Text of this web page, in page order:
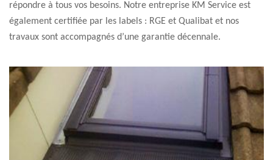
répondre à tous vos besoins. Notre entreprise KM Service est
également certifiée par les labels : RGE et Qualibat et nos
travaux sont accompagnés d’une garantie décennale.